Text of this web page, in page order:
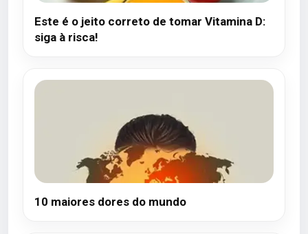
Este é o jeito correto de tomar Vitamina D:
siga à risca!
10 maiores dores do mundo